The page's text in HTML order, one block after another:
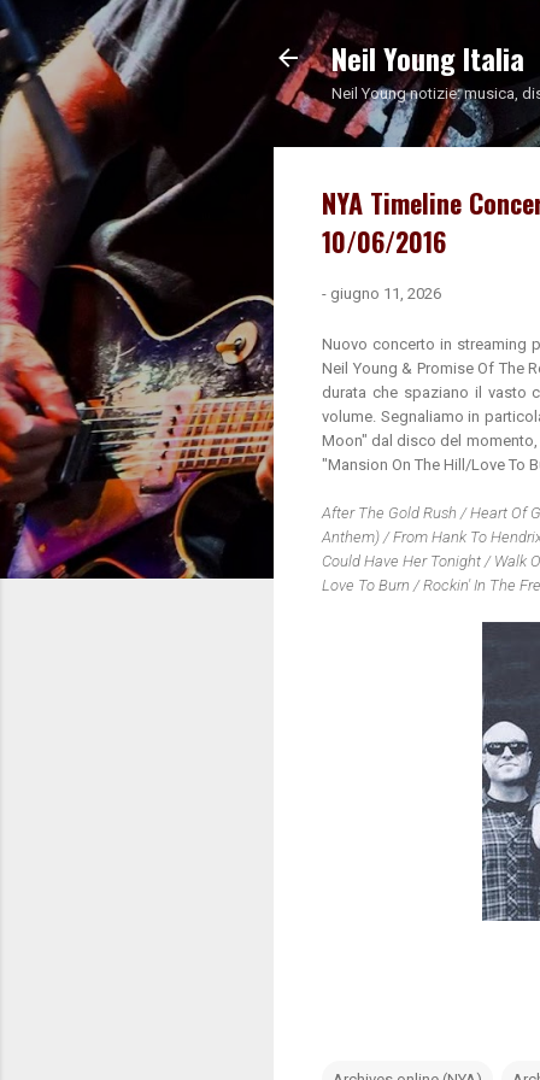
Neil Young Italia
Neil Young notizie: musica,
NYA Timeline
10/06/2016
- giugno 11, 2026
Nuovo concerto in streaming
Neil Young & Promise Of The
durata che spaziano il vasto
volume. Segnaliamo in
Moon" dal disco del momento,
"Mansion On The Hill/Love To
After The Gold Rush / Heart Of
Anthem) / From Hank To
Could Have Her Tonight / Walk
Love To Burn / Rockin' In The